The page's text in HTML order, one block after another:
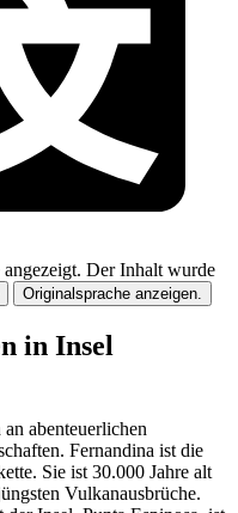
Der Inhalt wurde
Originalsprache anzeigen.
in Insel
abenteuerlichen
Fernandina ist die
Sie ist 30.000 Jahre alt
Vulkanausbrüche.